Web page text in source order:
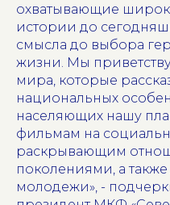
охватывающие
истории до
смысла до выбора
жизни. Мы
мира, которые
национальных
населяющих нашу
фильмам на
раскрывающим
поколениями, а
молодежи», -